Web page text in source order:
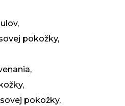
pokožky,
pokožky,